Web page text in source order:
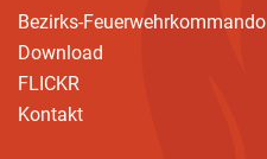
Bezirks-Feuerwehrkommando
Download
FLICKR
Kontakt